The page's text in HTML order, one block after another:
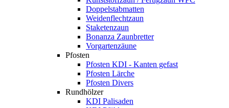
Doppelstabmatten
Weidenflechtzaun
Staketenzaun
Bonanza Zaunbretter
Vorgartenzäune
Pfosten
Pfosten KDI - Kanten gefast
Pfosten Lärche
Pfosten Divers
Rundhölzer
KDI Palisaden